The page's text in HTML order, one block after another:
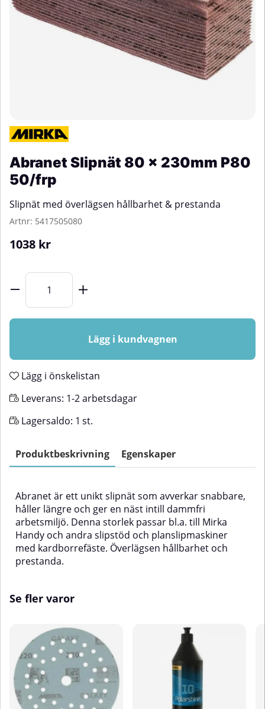
Abranet Slipnät 80 x 230mm P80
50/frp
Slipnät med överlägsen hållbarhet & prestanda
Artnr: 5417505080
1038 kr
Lägg i kundvagnen
Lägg i önskelistan
Leverans: 1-2 arbetsdagar
Lagersaldo: 1 st.
Produktbeskrivning Egenskaper
Abranet är ett unikt slipnät som avverkar snabbare,
håller längre och ger en näst intill dammfri
arbetsmiljö. Denna storlek passar bl.a. till Mirka
Handy och andra slipstöd och planslipmaskiner
med kardborrefäste. Överlägsen hållbarhet och
prestanda.
Se fler varor